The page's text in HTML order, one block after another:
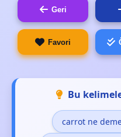
Geri
Favori
Bu
carrot ne